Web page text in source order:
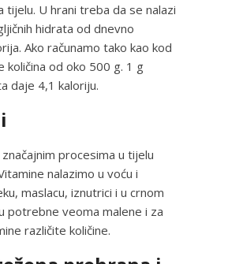
tijelu. U hrani treba da se nalazi
hidrata od dnevno
Ako računamo tako kao kod
količina od oko 500 g. 1 g
daje 4,1 kaloriju.
značajnim procesima u tijelu
nalazimo u voću i
maslacu, iznutrici i u crnom
potrebne veoma malene i za
različite količine.